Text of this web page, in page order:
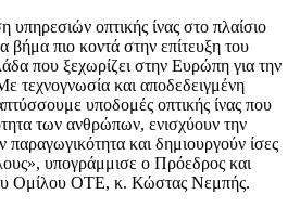
υπηρεσιών οπτικής ίνας στο πλαίσιο
πιο κοντά στην επίτευξη του
που ξεχωρίζει στην Ευρώπη για την
τεχνογνωσία και αποδεδειγμένη
υποδομές οπτικής ίνας που
των ανθρώπων, ενισχύουν την
παραγωγικότητα και δημιουργούν ίσες
υπογράμμισε ο Πρόεδρος και
Ομίλου ΟΤΕ, κ. Κώστας Νεμπής.